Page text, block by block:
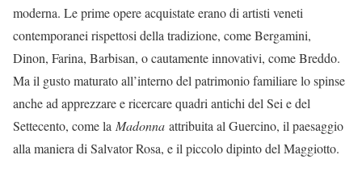
moderna. Le prime opere acquistate erano di artisti veneti
contemporanei rispettosi della tradizione, come Bergamini,
Dinon, Farina, Barbisan, o cautamente innovativi, come Breddo.
Ma il gusto maturato all’interno del patrimonio familiare lo spinse
anche ad apprezzare e ricercare quadri antichi del Sei e del
Settecento, come la Madonna attribuita al Guercino, il paesaggio
alla maniera di Salvator Rosa, e il piccolo dipinto del Maggiotto.